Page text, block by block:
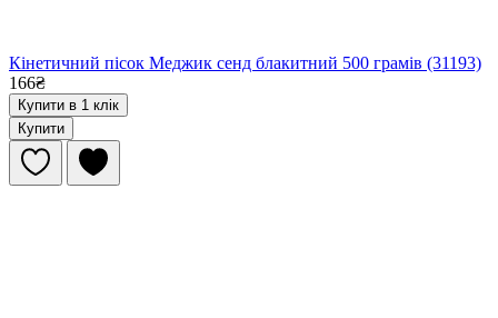
Кінетичний пісок Меджик сенд блакитний 500 грамів (31193)
166₴
Купити в 1 клік
Купити